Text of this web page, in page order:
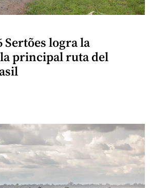
Sertões logra la
principal ruta del